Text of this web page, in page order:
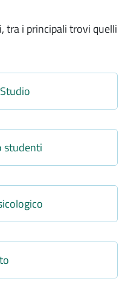
tra i principali trovi quelli
studenti